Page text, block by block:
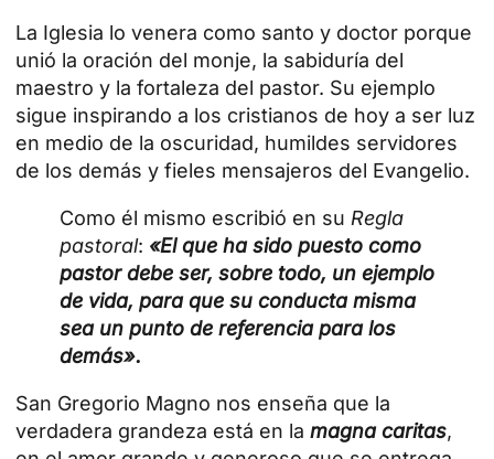
La Iglesia lo venera como santo y doctor porque
unió la oración del monje, la sabiduría del
maestro y la fortaleza del pastor. Su ejemplo
sigue inspirando a los cristianos de hoy a ser luz
en medio de la oscuridad, humildes servidores
de los demás y fieles mensajeros del Evangelio.
Como él mismo escribió en su Regla
pastoral: «El que ha sido puesto como
pastor debe ser, sobre todo, un ejemplo
de vida, para que su conducta misma
sea un punto de referencia para los
demás».
San Gregorio Magno nos enseña que la
verdadera grandeza está en la magna caritas,